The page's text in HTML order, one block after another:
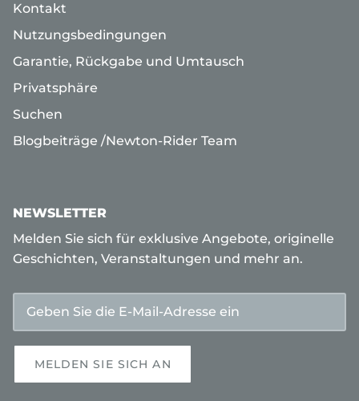
Kontakt
Nutzungsbedingungen
Garantie, Rückgabe und Umtausch
Privatsphäre
Suchen
Blogbeiträge /Newton-Rider Team
NEWSLETTER
Melden Sie sich für exklusive Angebote, originelle
Geschichten, Veranstaltungen und mehr an.
MELDEN SIE SICH AN